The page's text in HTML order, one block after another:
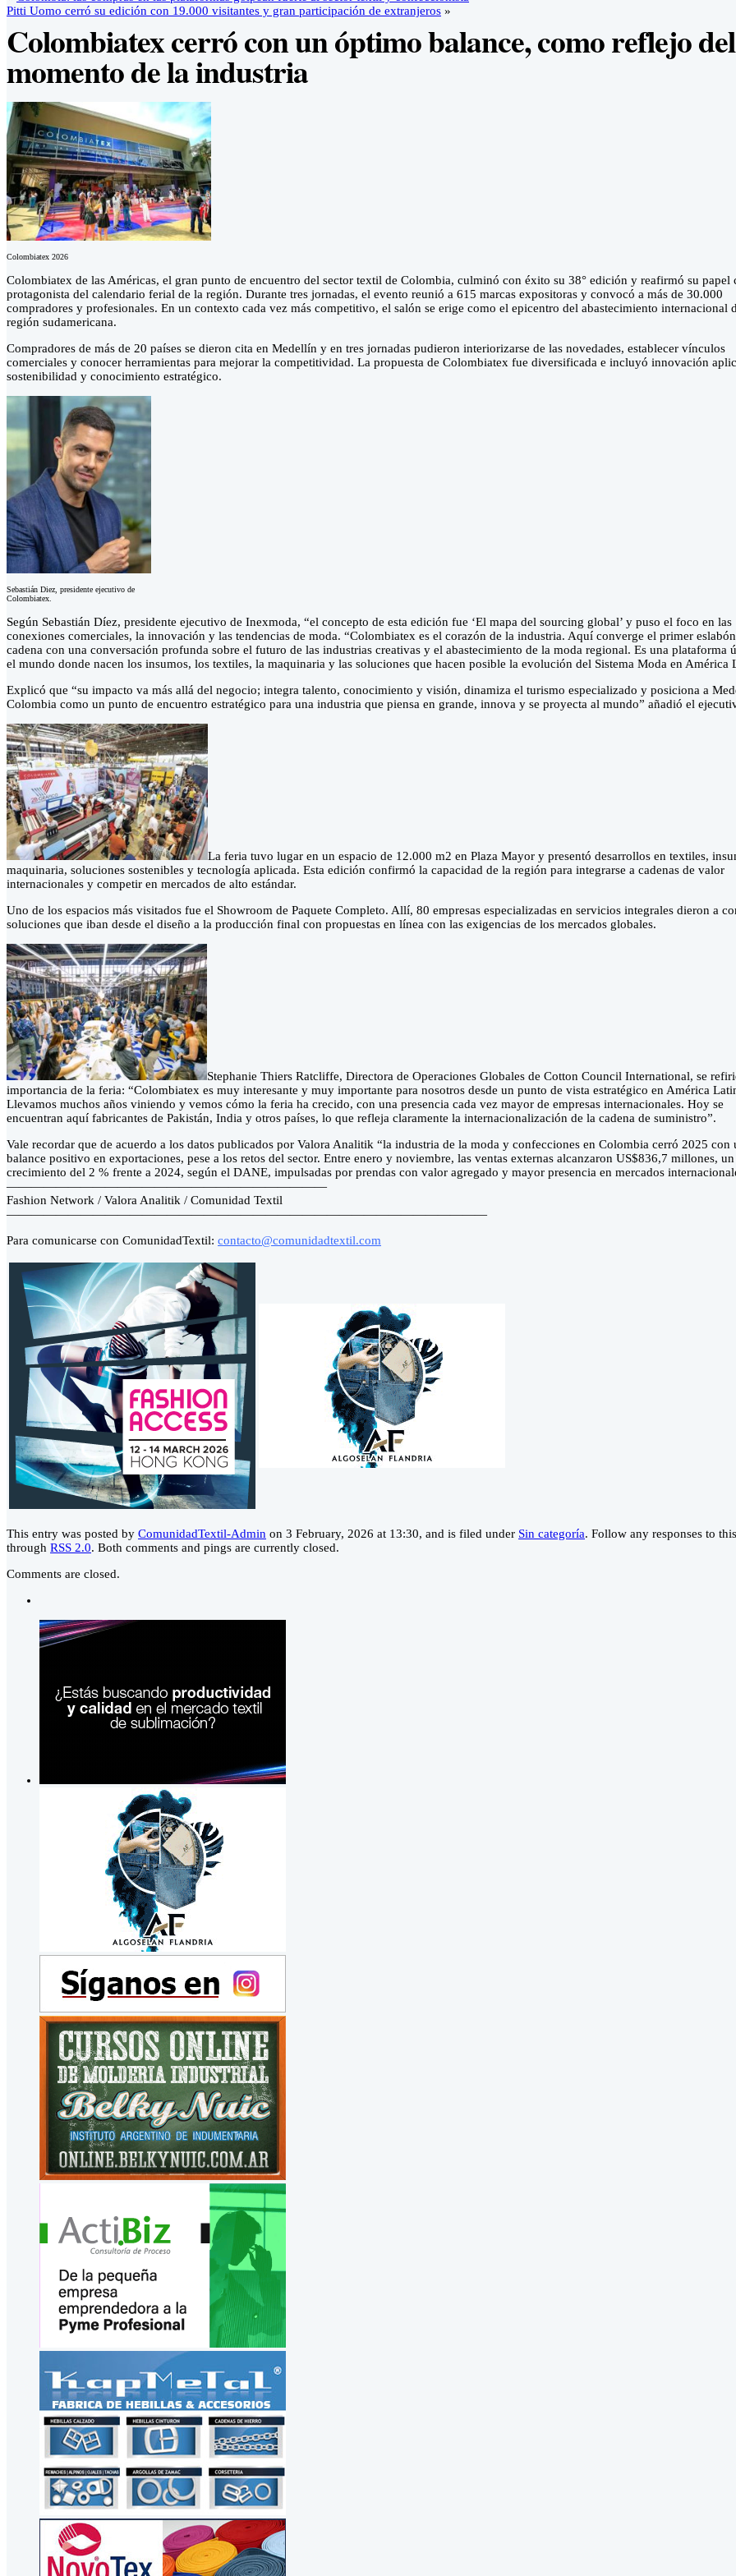
Pitti Uomo cerró su edición con 19.000 visitantes y gran participación de extranjeros »
Colombiatex cerró con un óptimo balance, como reflejo del
momento de la industria
Colombiatex 2026
Colombiatex de las Américas, el gran punto de encuentro del sector textil de Colombia, culminó con éxito su 38° edición y reafirmó su papel
protagonista del calendario ferial de la región. Durante tres jornadas, el evento reunió a 615 marcas expositoras y convocó a más de 30.000
compradores y profesionales. En un contexto cada vez más competitivo, el salón se erige como el epicentro del abastecimiento internacional
región sudamericana.
Compradores de más de 20 países se dieron cita en Medellín y en tres jornadas pudieron interiorizarse de las novedades, establecer vínculos
comerciales y conocer herramientas para mejorar la competitividad. La propuesta de Colombiatex fue diversificada e incluyó innovación
sostenibilidad y conocimiento estratégico.
Sebastián Diez, presidente ejecutivo de
Colombiatex.
Según Sebastián Díez, presidente ejecutivo de Inexmoda, “el concepto de esta edición fue ‘El mapa del sourcing global’ y puso el foco en las
conexiones comerciales, la innovación y las tendencias de moda. “Colombiatex es el corazón de la industria. Aquí converge el primer
cadena con una conversación profunda sobre el futuro de las industrias creativas y el abastecimiento de la moda regional. Es una plataforma
el mundo donde nacen los insumos, los textiles, la maquinaria y las soluciones que hacen posible la evolución del Sistema Moda en América
Explicó que “su impacto va más allá del negocio; integra talento, conocimiento y visión, dinamiza el turismo especializado y posiciona a
Colombia como un punto de encuentro estratégico para una industria que piensa en grande, innova y se proyecta al mundo” añadió el
La feria tuvo lugar en un espacio de 12.000 m2 en Plaza Mayor y presentó desarrollos en textiles,
maquinaria, soluciones sostenibles y tecnología aplicada. Esta edición confirmó la capacidad de la región para integrarse a cadenas de valor
internacionales y competir en mercados de alto estándar.
Uno de los espacios más visitados fue el Showroom de Paquete Completo. Allí, 80 empresas especializadas en servicios integrales dieron a
soluciones que iban desde el diseño a la producción final con propuestas en línea con las exigencias de los mercados globales.
Stephanie Thiers Ratcliffe, Directora de Operaciones Globales de Cotton Council International, se
importancia de la feria: “Colombiatex es muy interesante y muy importante para nosotros desde un punto de vista estratégico en América
Llevamos muchos años viniendo y vemos cómo la feria ha crecido, con una presencia cada vez mayor de empresas internacionales. Hoy se
encuentran aquí fabricantes de Pakistán, India y otros países, lo que refleja claramente la internacionalización de la cadena de suministro”.
Vale recordar que de acuerdo a los datos publicados por Valora Analitik “la industria de la moda y confecciones en Colombia cerró 2025 con
balance positivo en exportaciones, pese a los retos del sector. Entre enero y noviembre, las ventas externas alcanzaron US$836,7 millones, un
crecimiento del 2 % frente a 2024, según el DANE, impulsadas por prendas con valor agregado y mayor presencia en mercados
——————————————————————————
Fashion Network / Valora Analitik / Comunidad Textil
———————————————————————————————————————
Para comunicarse con ComunidadTextil: contacto@comunidadtextil.com
This entry was posted by ComunidadTextil-Admin on 3 February, 2026 at 13:30, and is filed under Sin categoría. Follow any responses to
through RSS 2.0. Both comments and pings are currently closed.
Comments are closed.